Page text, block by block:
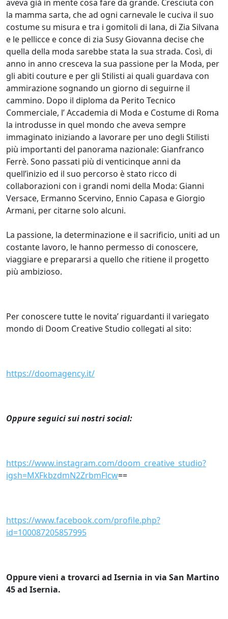
aveva già in mente cosa fare da grande. Cresciuta con
la mamma sarta, che ad ogni carnevale le cuciva il suo
costume su misura e tra i gomitoli di lana, di Zia Silvana
e le pellicce e conce di zia Susy Giovanna decise che
quella della moda sarebbe stata la sua strada. Così, di
anno in anno cresceva la sua passione per la Moda, per
gli abiti couture e per gli Stilisti ai quali guardava con
ammirazione sognando un giorno di seguirne il
cammino. Dopo il diploma da Perito Tecnico
Commerciale, l’ Accademia di Moda e Costume di Roma
la introdusse in quel mondo che aveva sempre
immaginato iniziando a lavorare per uno degli Stilisti
più importanti del panorama nazionale: Gianfranco
Ferrè. Sono passati più di venticinque anni da
quell’inizio ed il suo percorso è stato ricco di
collaborazioni con i grandi nomi della Moda: Gianni
Versace, Ermanno Scervino, Ennio Capasa e Giorgio
Armani, per citarne solo alcuni.
La passione, la determinazione e il sacrificio, uniti ad un
costante lavoro, le hanno permesso di conoscere,
viaggiare e prepararsi a quello che ritiene il progetto
più ambizioso.
Per conoscere tutte le novita’ riguardanti il variegato
mondo di Doom Creative Studio collegati al sito:
https://doomagency.it/
Oppure seguici sui nostri social:
https://www.instagram.com/doom_creative_studio?
igsh=MXFkbzdmN2ZrbmFlcw==
https://www.facebook.com/profile.php?
id=100087205857995
Oppure vieni a trovarci ad Isernia in via San Martino
45 ad Isernia.